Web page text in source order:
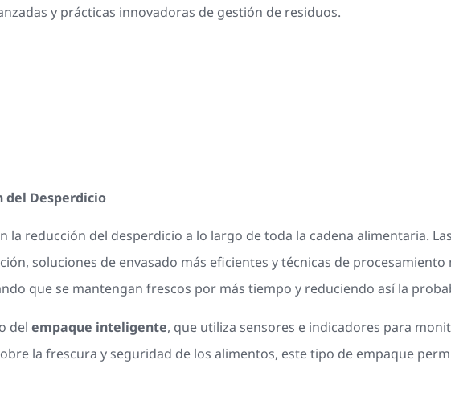
y prácticas innovadoras de gestión de residuos.
del Desperdicio
reducción del desperdicio a lo largo de toda la cadena alimentaria.
soluciones de envasado más eficientes y técnicas de procesamiento
que se mantengan frescos por más tiempo y reduciendo así la
del empaque inteligente, que utiliza sensores e indicadores para
la frescura y seguridad de los alimentos, este tipo de empaque